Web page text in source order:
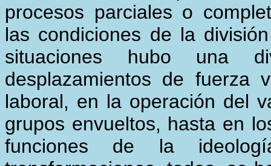
procesos parciales o
las condiciones de la
situaciones hubo una
desplazamientos de fuerza
laboral, en la operación del
grupos envueltos, hasta en
funciones de la